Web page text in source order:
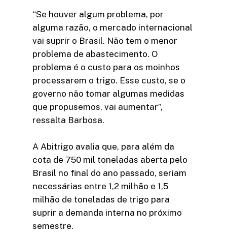
“Se houver algum problema, por
alguma razão, o mercado internacional
vai suprir o Brasil. Não tem o menor
problema de abastecimento. O
problema é o custo para os moinhos
processarem o trigo. Esse custo, se o
governo não tomar algumas medidas
que propusemos, vai aumentar”,
ressalta Barbosa.
A Abitrigo avalia que, para além da
cota de 750 mil toneladas aberta pelo
Brasil no final do ano passado, seriam
necessárias entre 1,2 milhão e 1,5
milhão de toneladas de trigo para
suprir a demanda interna no próximo
semestre.